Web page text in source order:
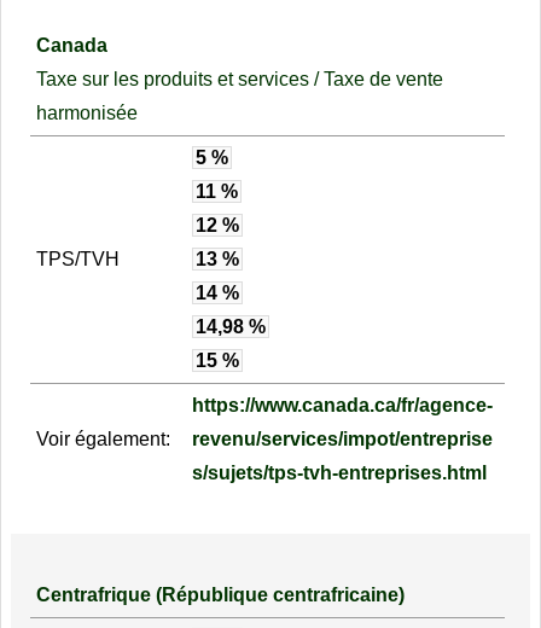
Canada
Taxe sur les produits et services / Taxe de vente
harmonisée
TPS/TVH
5 %
11 %
12 %
13 %
14 %
14,98 %
15 %
Voir également:
https://www.canada.ca/fr/agence-
revenu/services/impot/entreprise
s/sujets/tps-tvh-entreprises.html
Centrafrique (République centrafricaine)